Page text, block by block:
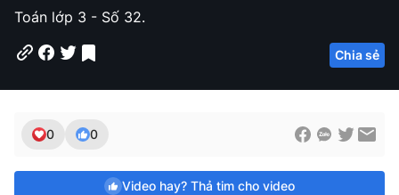
n
t
m
i
o
Toán lớp 3 - Số 32.
Chia sẻ
0 0
Video hay? Thả tim cho video